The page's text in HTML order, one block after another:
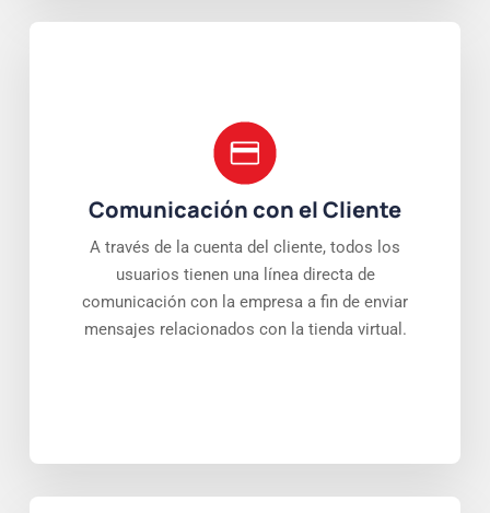
Comunicación con el Cliente
A través de la cuenta del cliente, todos los
usuarios tienen una línea directa de
comunicación con la empresa a fin de enviar
mensajes relacionados con la tienda virtual.